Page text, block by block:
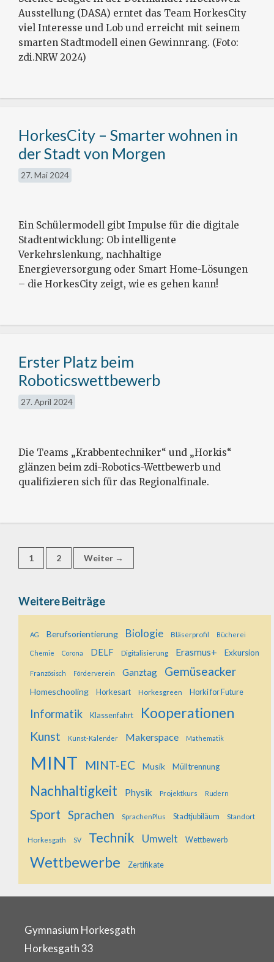
Ausstellung (DASA) erntet das Team HorkesCity
viel Interesse und Lob und erreicht mit seinem
smarten Stadtmodell einen Gewinnrang. (Foto:
zdi.NRW 2024)
HorkesCity – Smarter wohnen in
der Stadt von Morgen
27. Mai 2024
Ein Schülermodell gibt Impulse für die digitale
Stadtentwicklung: Ob intelligente
Verkehrslenkung, nachhaltige
Energieversorgung oder Smart Home-Lösungen
– die HorkesCity zeigt, wie es gehen kann!
Erster Platz beim
Roboticswettbewerb
27. April 2024
Die Teams „Krabbentechniker“ und „Horkis“
glänzen beim zdi-Robotics-Wettbewerb und
qualifizieren sich für das Regionalfinale.
Beitrags-
Seite
1 Seite
2 Weiter →
Weitere Beiträge
AG Berufsorientierung Biologie Bläserprofil Bücherei
Chemie Corona DELF Digitalisierung Erasmus+ Exkursion
Französisch Förderverein Ganztag Gemüseacker
Homeschooling Horkesart Horkesgreen Horki for Future
Informatik Klassenfahrt Kooperationen
Kunst Kunst-Kalender Makerspace Mathematik
MINT MINT-EC Musik Mülltrennung
Nachhaltigkeit Physik Projektkurs Rudern
Sport Sprachen SprachenPlus Stadtjubiläum Standort
Horkesgath SV Technik Umwelt Wettbewerb
Wettbewerbe Zertifikate
Gymnasium Horkesgath
Horkesgath 33